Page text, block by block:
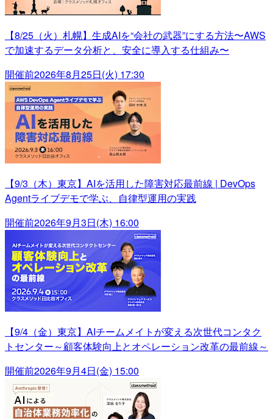
【8/25（火）札幌】生成AIを“会社の武器”にする方法〜AWS
で加速するデータ分析と、安全に導入する仕組み〜
開催前2026年8月25日(火) 17:30
【9/3（木）東京】AIを活用した障害対応最前線 | DevOps
Agentライブデモで学ぶ、自律型運用の実践
開催前2026年9月3日(木) 16:00
【9/4（金）東京】AIチームメイトが変える次世代コンタク
トセンター～顧客体験向上とオペレーション改革の最前線～
開催前2026年9月4日(金) 15:00